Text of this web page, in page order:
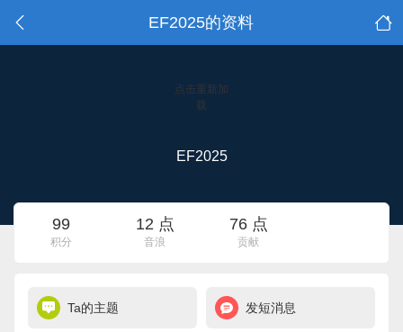
EF2025的资料
点击重新加
载
EF2025
99
积分
12 点
音浪
76 点
贡献
Ta的主题 发短消息